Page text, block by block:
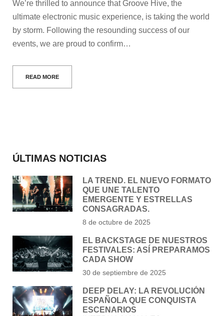
We’re thrilled to announce that Groove Hive, the
ultimate electronic music experience, is taking the world
by storm. Following the resounding success of our
events, we are proud to confirm…
READ MORE
ÚLTIMAS NOTICIAS
LA TREND. EL NUEVO FORMATO
QUE UNE TALENTO
EMERGENTE Y ESTRELLAS
CONSAGRADAS.
8 de octubre de 2025
EL BACKSTAGE DE NUESTROS
FESTIVALES: ASÍ PREPARAMOS
CADA SHOW
30 de septiembre de 2025
DEEP DELAY: LA REVOLUCIÓN
ESPAÑOLA QUE CONQUISTA
ESCENARIOS